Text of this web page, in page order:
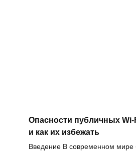
Опасности публичных Wi-
и как их избежать
Введение В современном мире